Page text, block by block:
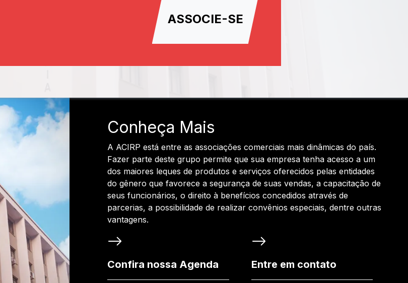
ASSOCIE-SE
Conheça Mais
A ACIRP está entre as associações comerciais mais dinâmicas do país.
Fazer parte deste grupo permite que sua empresa tenha acesso a um
dos maiores leques de produtos e serviços oferecidos pelas entidades
do gênero que favorece a segurança de suas vendas, a capacitação de
seus funcionários, o direito à benefícios concedidos através de
parcerias, a possibilidade de realizar convênios especiais, dentre outras
vantagens.
Confira nossa Agenda Entre em contato